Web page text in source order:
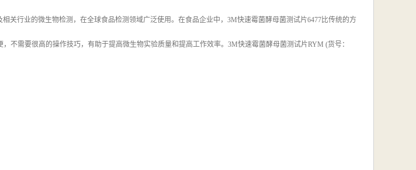
关行业的微生物检测，在全球食品检测领域广泛使用。在食品企业中， 3M快速霉菌酵母菌测试片6477比传统的方
不需要很高的操作技巧，有助于提高微生物实验质量和提高工作效率。 3M快速霉菌酵母菌测试片RYM (货号：